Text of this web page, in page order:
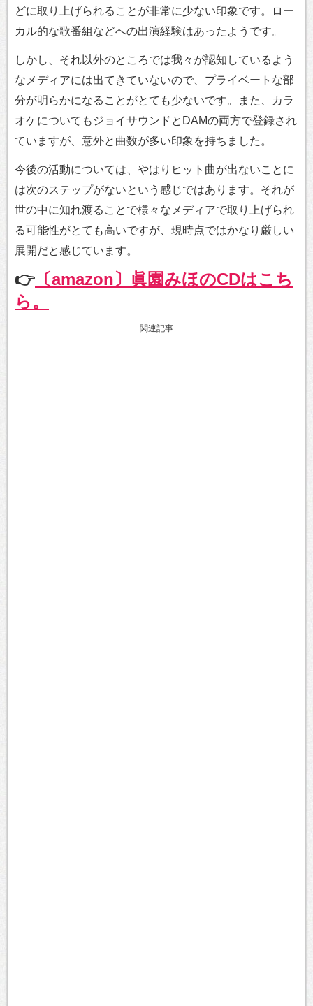
どに取り上げられることが非常に少ない印象です。ロー
カル的な歌番組などへの出演経験はあったようです。
しかし、それ以外のところでは我々が認知しているよう
なメディアには出てきていないので、プライベートな部
分が明らかになることがとても少ないです。また、カラ
オケについてもジョイサウンドとDAMの両方で登録され
ていますが、意外と曲数が多い印象を持ちました。
今後の活動については、やはりヒット曲が出ないことに
は次のステップがないという感じではあります。それが
世の中に知れ渡ることで様々なメディアで取り上げられ
る可能性がとても高いですが、現時点ではかなり厳しい
展開だと感じています。
👉 〔amazon〕眞園みほのCDはこち
ら。
関連記事